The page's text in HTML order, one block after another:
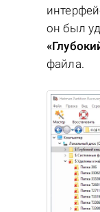
он был
файла.